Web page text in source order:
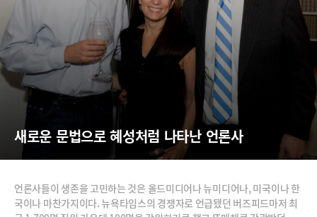
새로운 문법으로 혜성처럼 나타난 언론사
언론사들이 생존을 고민하는 것은 올드미디어나 뉴미디어나, 미국이나 한
국이나 마찬가지이다. 뉴욕타임스의 경쟁자로 언급됐던 버즈피드마저 최